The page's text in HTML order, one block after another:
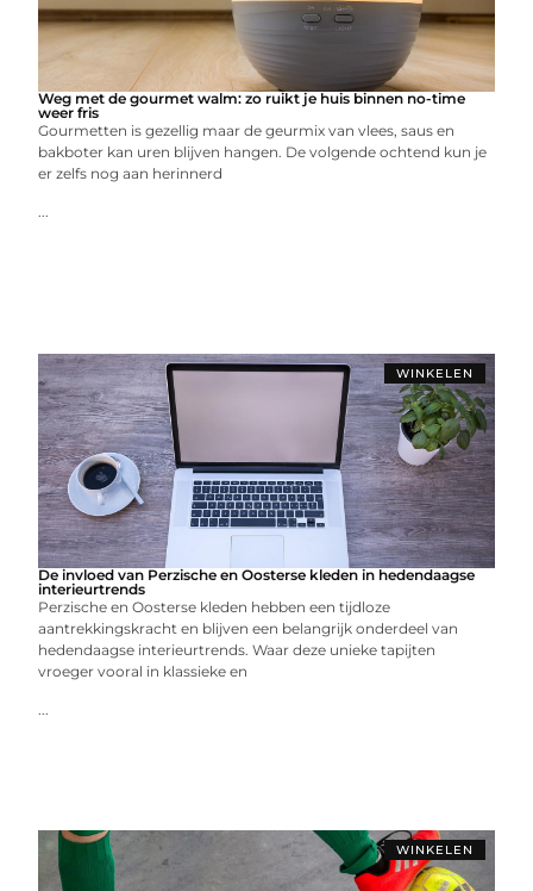
Weg met de gourmet walm: zo ruikt je huis binnen no-time
weer fris
Gourmetten is gezellig maar de geurmix van vlees, saus en
bakboter kan uren blijven hangen. De volgende ochtend kun je
er zelfs nog aan herinnerd
...
WINKELEN
De invloed van Perzische en Oosterse kleden in hedendaagse
interieurtrends
Perzische en Oosterse kleden hebben een tijdloze
aantrekkingskracht en blijven een belangrijk onderdeel van
hedendaagse interieurtrends. Waar deze unieke tapijten
vroeger vooral in klassieke en
...
WINKELEN